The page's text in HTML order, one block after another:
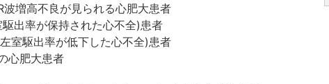
増高不良が見られる心肥大患者
出率が保持された心不全)患者
室駆出率が低下した心不全)患者
心肥大患者